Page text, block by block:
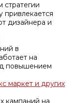
привлекается
дизайнера и
в
на
повышением
маркет и других
кампаний на